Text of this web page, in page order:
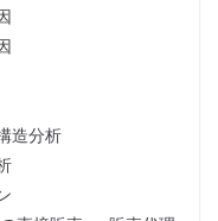
造分析